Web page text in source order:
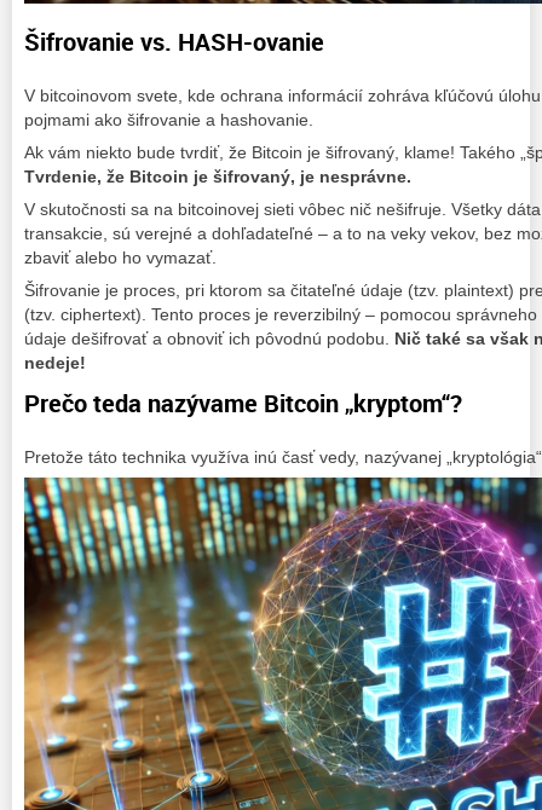
Šifrovanie vs. HASH-ovanie
V bitcoinovom svete, kde ochrana informácií zohráva kľúčovú
pojmami ako šifrovanie a hashovanie.
Ak vám niekto bude tvrdiť, že Bitcoin je šifrovaný, klame! Takého
Tvrdenie, že Bitcoin je šifrovaný, je nesprávne.
V skutočnosti sa na bitcoinovej sieti vôbec nič nešifruje. Všetky
transakcie, sú verejné a dohľadateľné – a to na veky vekov, bez
zbaviť alebo ho vymazať.
Šifrovanie je proces, pri ktorom sa čitateľné údaje (tzv. plaintext)
(tzv. ciphertext). Tento proces je reverzibilný – pomocou
údaje dešifrovať a obnoviť ich pôvodnú podobu. Nič také sa však
nedeje!
Prečo teda nazývame Bitcoin „kryptom“?
Pretože táto technika využíva inú časť vedy, nazývanej